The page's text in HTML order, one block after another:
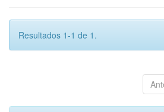
Resultados 1-1 de 1.